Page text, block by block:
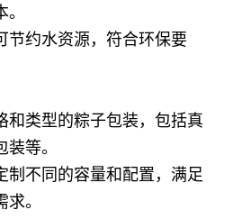
节约水资源，符合环保要
和类型的粽子包装，包括真
等。
制不同的容量和配置，满足
。